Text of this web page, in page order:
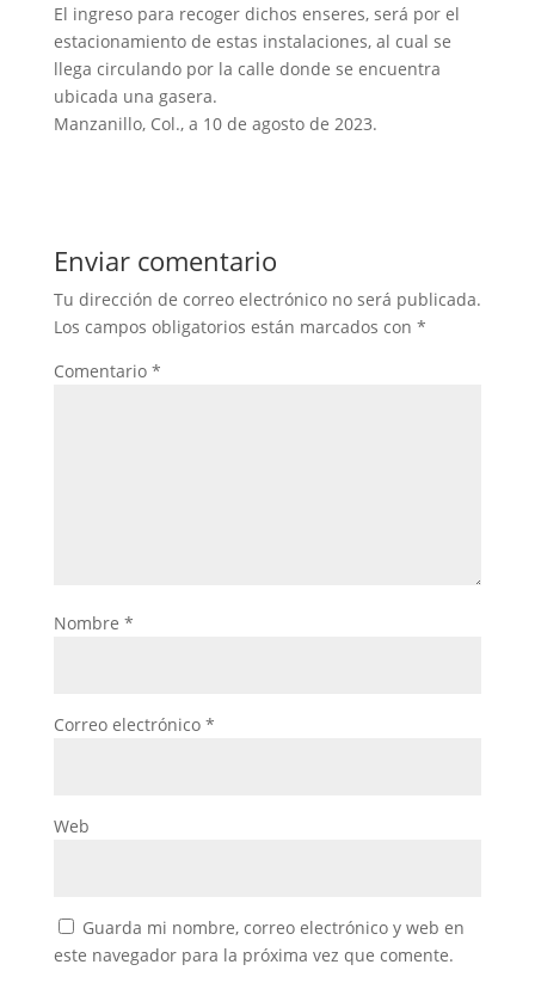
El ingreso para recoger dichos enseres, será por el
estacionamiento de estas instalaciones, al cual se
llega circulando por la calle donde se encuentra
ubicada una gasera.
Manzanillo, Col., a 10 de agosto de 2023.
Enviar comentario
Tu dirección de correo electrónico no será publicada.
Los campos obligatorios están marcados con *
Comentario *
Nombre *
Correo electrónico *
Web
Guarda mi nombre, correo electrónico y web en
este navegador para la próxima vez que comente.